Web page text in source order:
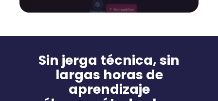
Sin jerga técnica, sin
largas horas de
aprendizaje